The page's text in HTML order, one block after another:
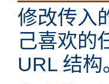
修改传入
己喜欢的
URL 结构